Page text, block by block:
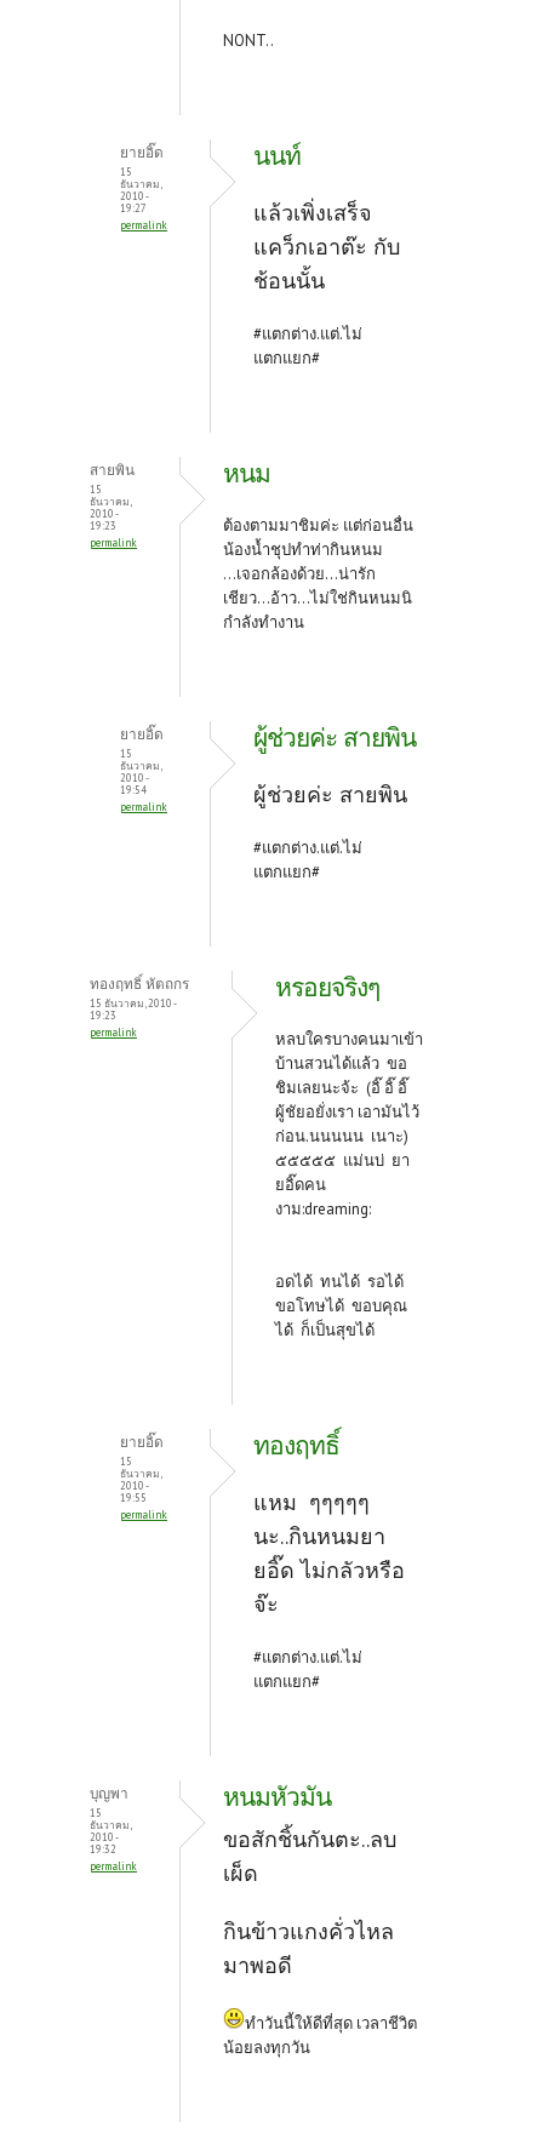
NONT..
ยายอิ๊ด
15
ธันวาคม,
2010 -
19:27
permalink
นนท์
แล้วเพิ่งเสร็จ
แคว็กเอาต๊ะ กับ
ช้อนนั้น
#แตกต่าง.แต่.ไม่
แตกแยก#
สายพิน
15
ธันวาคม,
2010 -
19:23
permalink
หนม
ต้องตามมาชิมค่ะ แต่ก่อนอื่น
น้องน้ำชุปทำท่ากินหนม
...เจอกล้องด้วย...น่ารัก
เชียว...อ้าว...ไม่ใช่กินหนมนิ
กำลังทำงาน
ยายอิ๊ด
15
ธันวาคม,
2010 -
19:54
permalink
ผู้ช่วยค่ะ สายพิน
ผู้ช่วยค่ะ สายพิน
#แตกต่าง.แต่.ไม่
แตกแยก#
ทองฤทธิ์ หัตถกร
15 ธันวาคม, 2010 -
19:23
permalink
หรอยจริงๆ
หลบใครบางคนมาเข้า
บ้านสวนได้แล้ว ขอ
ชิมเลยนะจ้ะ (อิ๊ อิ๊ อิ๊
ผู้ชัยอยั่งเรา เอามันไว้
ก่อน.นนนนน เนาะ)
๕๕๕๕๕ แม่นบ่ ยา
ยอิ๊ดคน
งาม:dreaming:
อดได้ ทนได้ รอได้
ขอโทษได้ ขอบคุณ
ได้ ก็เป็นสุขได้
ยายอิ๊ด
15
ธันวาคม,
2010 -
19:55
permalink
ทองฤทธิ์
แหม ๆๆๆๆๆ
นะ..กินหนมยา
ยอิ๊ด ไม่กลัวหรือ
จ๊ะ
#แตกต่าง.แต่.ไม่
แตกแยก#
บุญพา
15
ธันวาคม,
2010 -
19:32
permalink
หนมหัวมัน
ขอสักชิ้นกันตะ..ลบ
เผ็ด
กินข้าวแกงคั่วไหล
มาพอดี
ทำวันนี้ให้ดีที่สุด เวลาชีวิต
น้อยลงทุกวัน